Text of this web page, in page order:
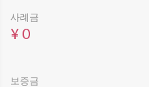
사례금
¥ 0
보증금